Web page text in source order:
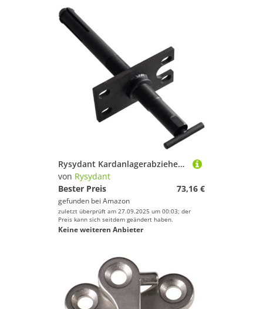
Rysydant Kardanlagerabzieher Entferner, Kohlenstoffstahl Werkzeug, Abzieherentferner ist geeignet für eine Vielzahl von beliebten Schiffsmotoren für Alpha 1 Für Mercruiser Für OMC Für MR Bravooo
von Rysydant
Bester Preis
73,16 €
gefunden bei Amazon
zuletzt überprüft am 27.09.2025 um 00:03; der
Preis kann sich seitdem geändert haben.
Keine weiteren Anbieter